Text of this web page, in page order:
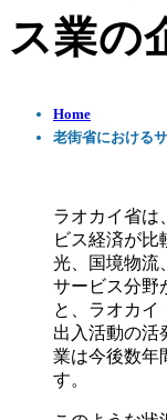
ス業の
Home
老街省における
ラオカイ省は
ビス経済が比
光、国境物流
サービス分野
と、ラオカイ
出入活動の活
業は今後数年
す。